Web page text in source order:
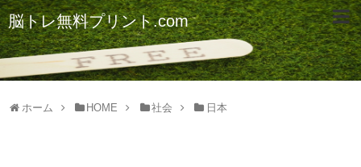
脳トレ無料プリント.com
ホーム HOME 社会 日本